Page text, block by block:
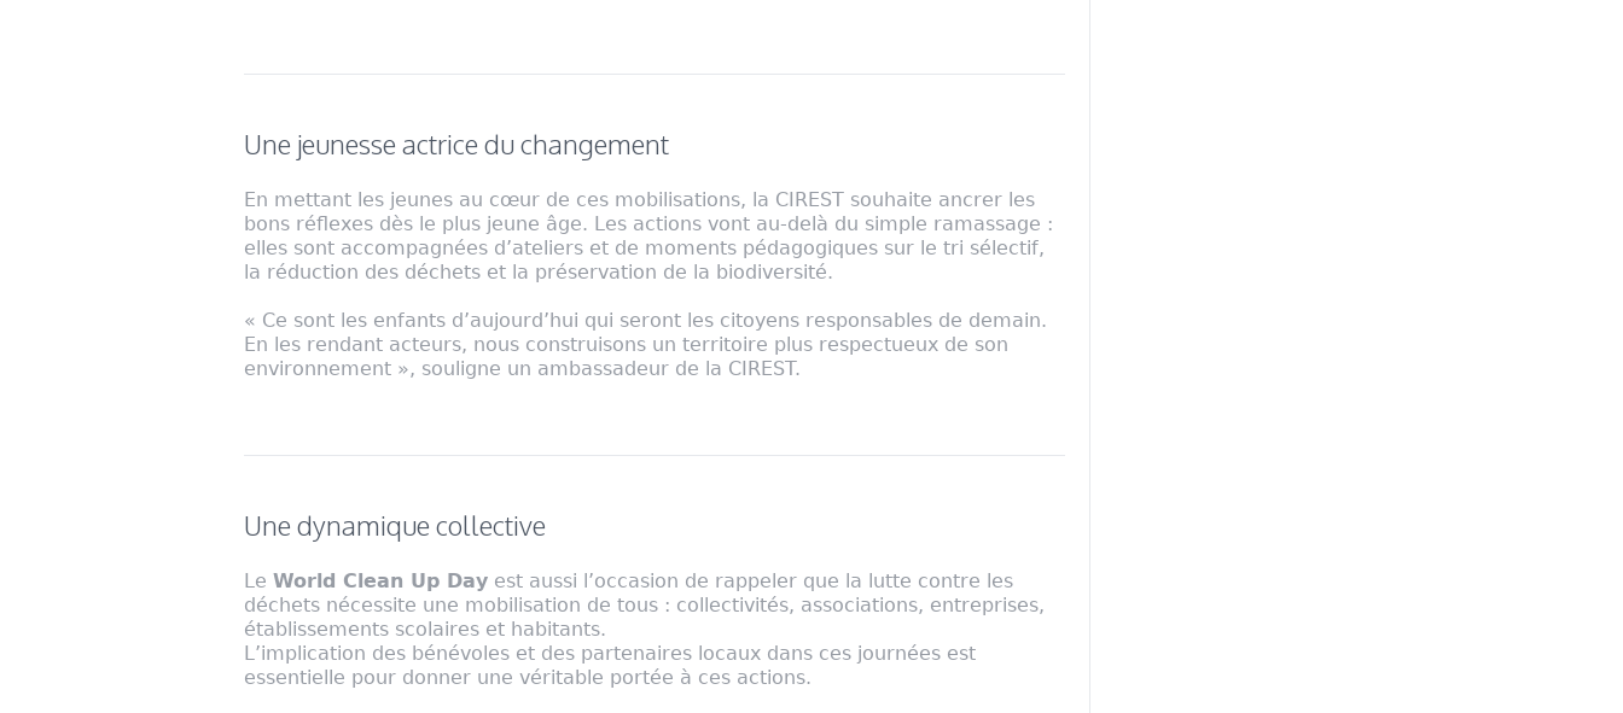
Une jeunesse actrice du changement
En mettant les jeunes au cœur de ces mobilisations, la CIREST souhaite ancrer les
bons réflexes dès le plus jeune âge. Les actions vont au-delà du simple ramassage :
elles sont accompagnées d’ateliers et de moments pédagogiques sur le tri sélectif,
la réduction des déchets et la préservation de la biodiversité.
« Ce sont les enfants d’aujourd’hui qui seront les citoyens responsables de demain.
En les rendant acteurs, nous construisons un territoire plus respectueux de son
environnement », souligne un ambassadeur de la CIREST.
Une dynamique collective
Le World Clean Up Day est aussi l’occasion de rappeler que la lutte contre les
déchets nécessite une mobilisation de tous : collectivités, associations, entreprises,
établissements scolaires et habitants.
L’implication des bénévoles et des partenaires locaux dans ces journées est
essentielle pour donner une véritable portée à ces actions.